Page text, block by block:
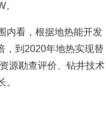
内看，根据地热能开发
，到2020年地热实现替
源勘查评价、钻井技术